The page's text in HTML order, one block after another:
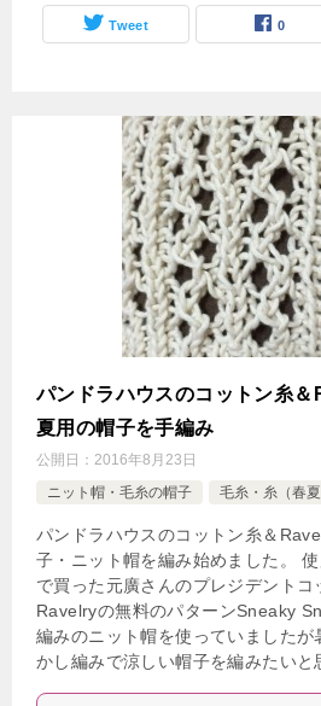
Tweet 0
パンドラハウスのコットン糸
夏用の帽子を手編み
公開日： 2016年8月23日
ニット帽・毛糸の帽子
毛糸・糸（春夏
パンドラハウスのコットン糸＆
子・ニット帽を編み始めました。
で買った元廣さんのプレジデントコ
Ravelryの無料のパターンSneaky
編みのニット帽を使っていましたが
かし編みで涼しい帽子を編みたいと